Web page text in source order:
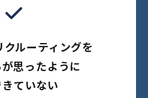
ルーティングを
思ったように
ていない